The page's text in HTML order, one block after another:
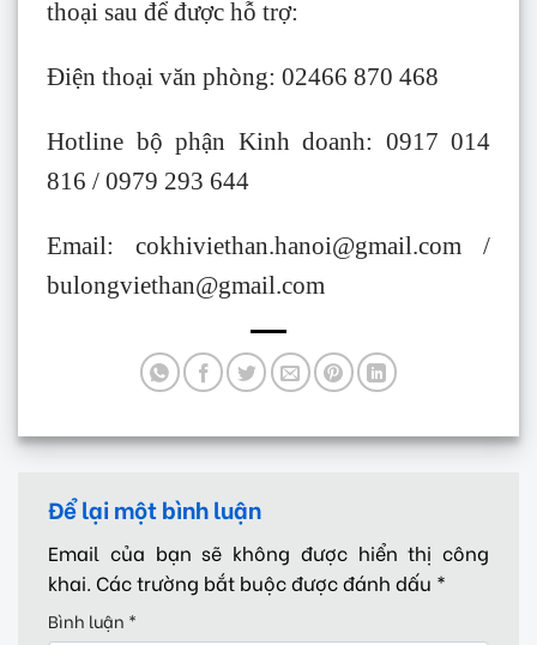
thoại sau để được hỗ trợ:
Điện thoại văn phòng: 02466 870 468
Hotline bộ phận Kinh doanh: 0917 014
816 / 0979 293 644
Email: cokhiviethan.hanoi@gmail.com /
bulongviethan@gmail.com
Để lại một bình luận
Email của bạn sẽ không được hiển thị công
khai. Các trường bắt buộc được đánh dấu *
Bình luận *